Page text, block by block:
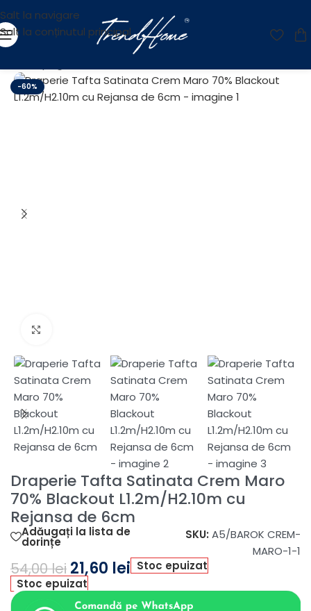
Salt la navigare
Salt la conținutul principal
-60%
Draperie Tafta Satinata Crem Maro
70% Blackout L1.2m/H2.10m cu
Rejansa de 6cm
Adăugați la lista de
dorințe
SKU: A5/BAROK CREM-
MARO-1-1
54,00lei 21,60 lei Stoc epuizat
Stoc epuizat